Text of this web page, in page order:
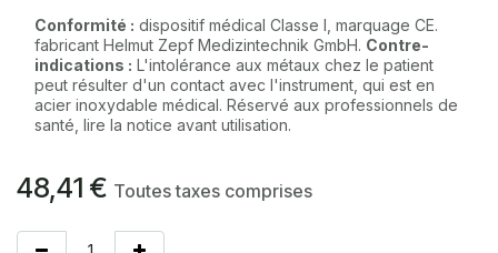
Conformité : dispositif médical Classe I, marquage CE.
fabricant Helmut Zepf Medizintechnik GmbH. Contre-
indications : L'intolérance aux métaux chez le patient
peut résulter d'un contact avec l'instrument, qui est en
acier inoxydable médical. Réservé aux professionnels de
santé, lire la notice avant utilisation.
48,41 € Toutes taxes comprises